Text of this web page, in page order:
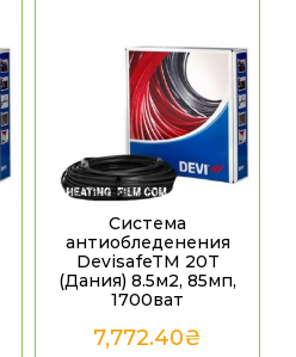
Система
антиобледенения
DevisafeTM 20T
(Дания) 8.5м2, 85мп,
1700ват
7,772.40₴